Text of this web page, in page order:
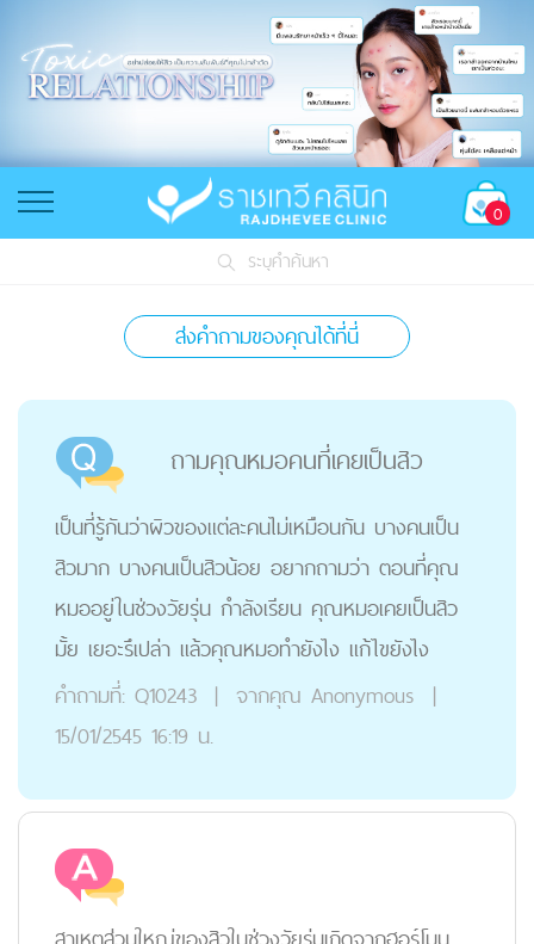
0
ระบุคำค้นหา
ส่งคำถามของคุณได้ที่นี่
ถามคุณหมอคนที่เคยเป็นสิว
เป็นที่รู้กันว่าผิวของแต่ละคนไม่เหมือนกัน บางคนเป็น
สิวมาก บางคนเป็นสิวน้อย อยากถามว่า ตอนที่คุณ
หมออยู่ในช่วงวัยรุ่น กำลังเรียน คุณหมอเคยเป็นสิว
มั้ย เยอะรึเปล่า แล้วคุณหมอทำยังไง แก้ไขยังไง
คำถามที่: Q10243 | จากคุณ Anonymous |
15/01/2545 16:19 น.